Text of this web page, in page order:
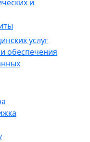
и
услуг
обеспечения